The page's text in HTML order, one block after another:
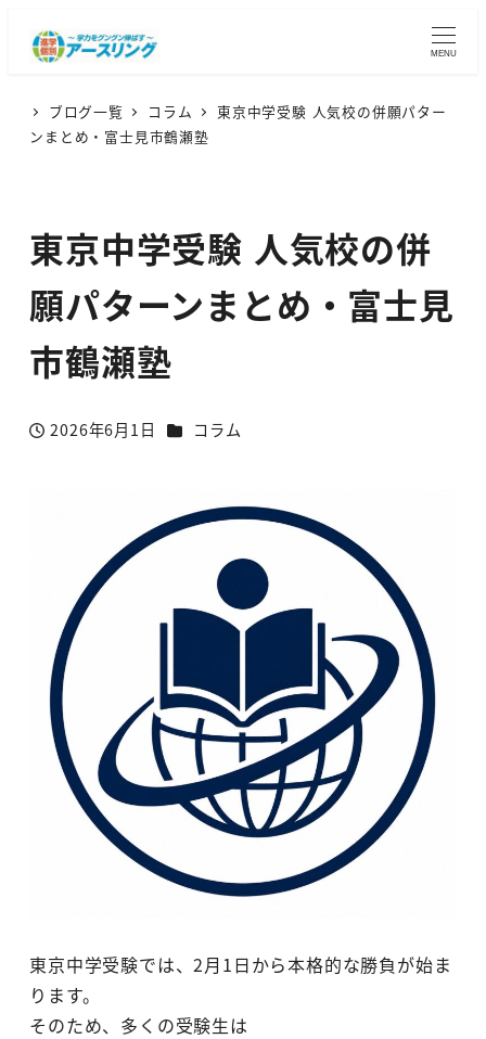
MENU
ブログ一覧 コラム
東京中学受験 人気校の併願パター
ンまとめ・富士見市鶴瀬塾
東京中学受験 人気校の併
願パターンまとめ・富士見
市鶴瀬塾
投稿日
2026年6月1日 カテゴリー
コラム
東京中学受験では、2月1日から本格的な勝負が始ま
ります。
そのため、多くの受験生は